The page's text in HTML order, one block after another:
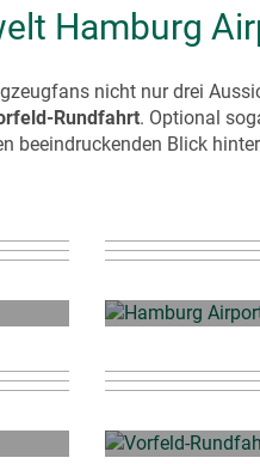
Hamburg
nicht nur drei
Rundfahrt. Optional
beeindruckenden Blick